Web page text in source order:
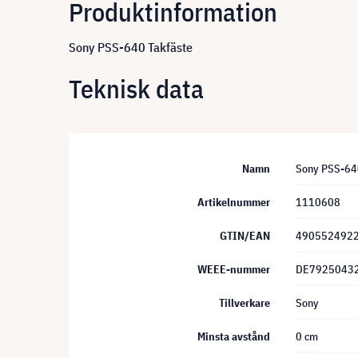
Produktinformation
Sony PSS-640 Takfäste
Teknisk data
Namn Sony PSS-
Artikelnummer 1110608
GTIN/EAN
WEEE-nummer
Tillverkare Sony
Minsta avstånd 0 cm